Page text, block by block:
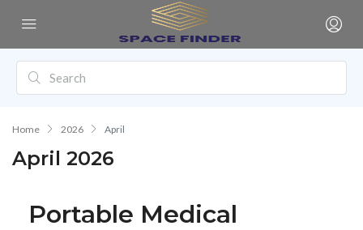
Home 2026 April
April 2026
Portable Medical